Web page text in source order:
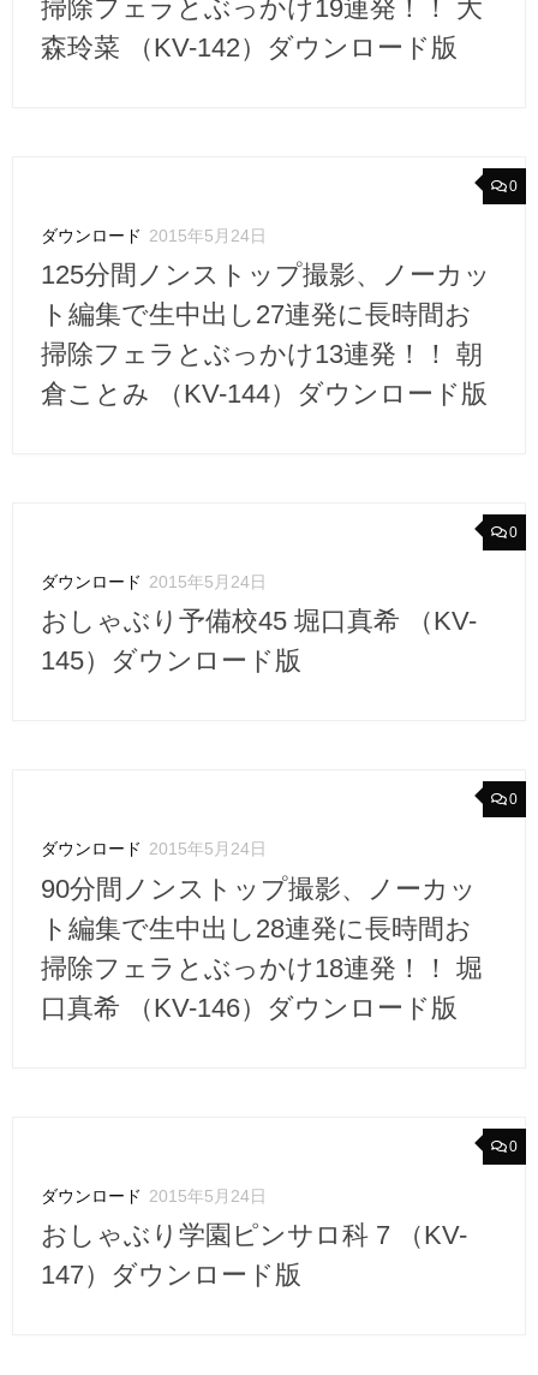
掃除フェラとぶっかけ19連発！！ 大
森玲菜 （KV-142）ダウンロード版
0
ダウンロード 2015年5月24日
125分間ノンストップ撮影、ノーカッ
ト編集で生中出し27連発に長時間お
掃除フェラとぶっかけ13連発！！ 朝
倉ことみ （KV-144）ダウンロード版
0
ダウンロード 2015年5月24日
おしゃぶり予備校45 堀口真希 （KV-
145）ダウンロード版
0
ダウンロード 2015年5月24日
90分間ノンストップ撮影、ノーカッ
ト編集で生中出し28連発に長時間お
掃除フェラとぶっかけ18連発！！ 堀
口真希 （KV-146）ダウンロード版
0
ダウンロード 2015年5月24日
おしゃぶり学園ピンサロ科 7 （KV-
147）ダウンロード版